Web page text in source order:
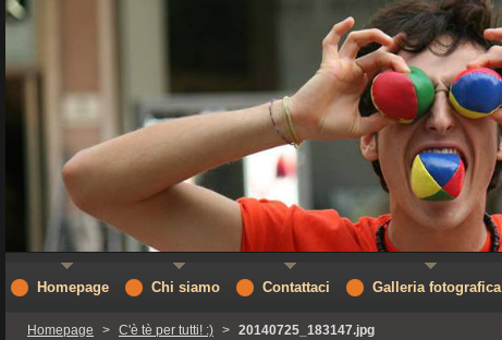
Homepage > C'è tè per tutti! :) > 20140725_183147.jpg
Homepage Chi siamo Contattaci Galleria fotografica